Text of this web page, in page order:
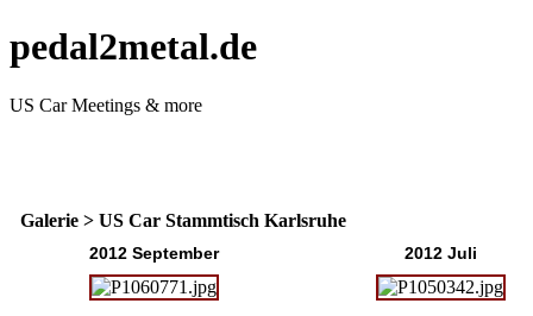
pedal2metal.de
US Car Meetings & more
Galerie > US Car Stammtisch Karlsruhe
2012 September 2012 Juli